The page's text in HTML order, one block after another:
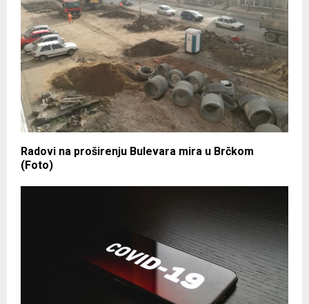
Radovi na proširenju Bulevara mira u Brčkom
(Foto)